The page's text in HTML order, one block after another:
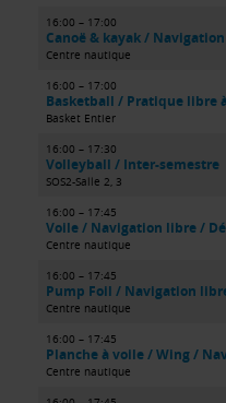
16:00 – 17:00
Canoë & kayak /
Centre nautique
16:00 – 17:00
Basketball / Pratique libre
Basket Entier
16:00 – 17:30
Volleyball / Inter-semestre
SOS2-Salle 2, 3
16:00 – 17:45
Voile / Navigation libre /
Centre nautique
16:00 – 17:45
Pump Foil / Navigation
Centre nautique
16:00 – 17:45
Planche à voile / Wing /
Centre nautique